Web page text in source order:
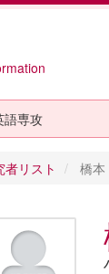
語専攻
者リスト 橋本